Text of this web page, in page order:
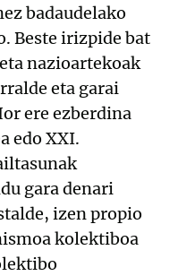
badaudelako
Beste irizpide bat
nazioartekoak
eta garai
ere ezberdina
edo XXI.
gara denari
izen propio
kolektiboa